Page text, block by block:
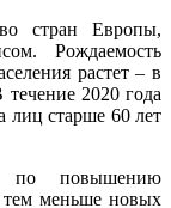
стран Европы,
Рождаемость
растет – в
течение 2020 года
лиц старше 60 лет
по повышению
тем меньше новых